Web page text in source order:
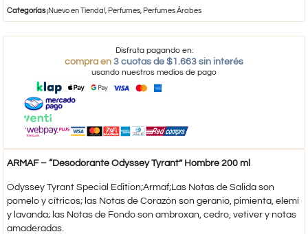
Categorías¡Nuevo en Tienda!, Perfumes, Perfumes Árabes
Disfruta pagando en:
compra en 3 cuotas de $1.663 sin interés
usando nuestros medios de pago
ARMAF – “Desodorante Odyssey Tyrant” Hombre 200 ml
Odyssey Tyrant Special Edition;Armaf;Las Notas de Salida son
pomelo y cítricos; las Notas de Corazón son geranio, pimienta, elemí
y lavanda; las Notas de Fondo son ambroxan, cedro, vetiver y notas
amaderadas.